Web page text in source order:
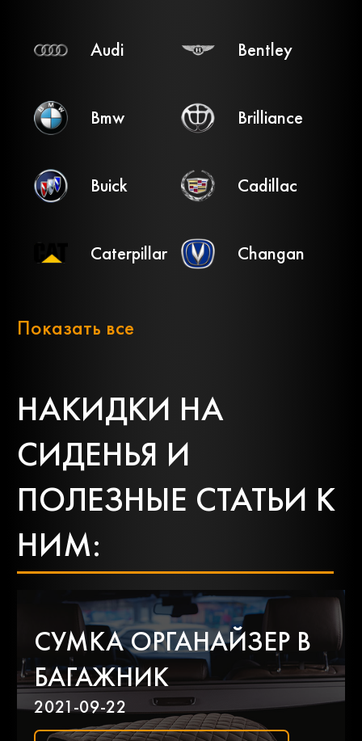
Audi Bentley
Bmw Brilliance
Buick Cadillac
Caterpillar Changan
Chery
Dacia
Datsun Dodge
Dongfeng
Fiat Ford
Показать все
НАКИДКИ НА
СИДЕНЬЯ И
ПОЛЕЗНЫЕ СТАТЬИ К
НИМ:
СУМКА ОРГАНАЙЗЕР В
БАГАЖНИК
2021-09-22